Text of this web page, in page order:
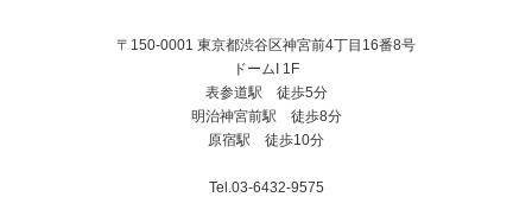
〒150-0001 東京都渋谷区神宮前4丁目16番8号
ドームI 1F
表参道駅 徒歩5分
明治神宮前駅 徒歩8分
原宿駅 徒歩10分
Tel.03-6432-9575